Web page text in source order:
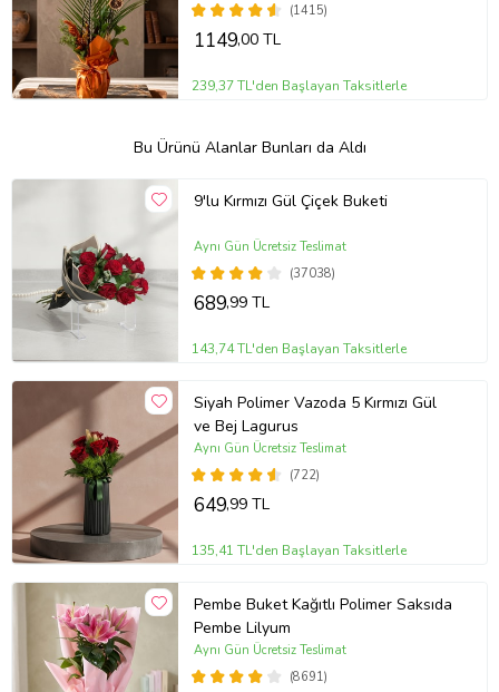
(1415)
1149,00 TL
239,37 TL'den Başlayan Taksitlerle
Bu Ürünü Alanlar Bunları da Aldı
9'lu Kırmızı Gül Çiçek Buketi
(37038)
Aynı Gün Ücretsiz Teslimat
689,99 TL
143,74 TL'den Başlayan Taksitlerle
Siyah Polimer Vazoda 5 Kırmızı Gül
ve Bej Lagurus
(722)
Aynı Gün Ücretsiz Teslimat
649,99 TL
135,41 TL'den Başlayan Taksitlerle
Pembe Buket Kağıtlı Polimer Saksıda
Pembe Lilyum
(8691)
Aynı Gün Ücretsiz Teslimat